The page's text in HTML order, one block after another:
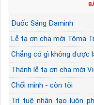
Đuốc Sáng Đaminh
Lễ tạ ơn cha mới Tôma
Chẳng có gì không được
Thánh lễ tạ ơn cha mới
Chối mình - còn tôi
Trí tuệ nhân tạo luôn